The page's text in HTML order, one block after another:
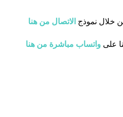
خلال نموذج الاتصال من هنا
على واتساب مباشرة من هنا